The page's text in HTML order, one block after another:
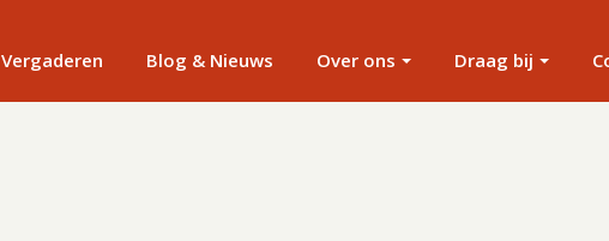
Vergaderen Blog & Nieuws Over ons Draag bij